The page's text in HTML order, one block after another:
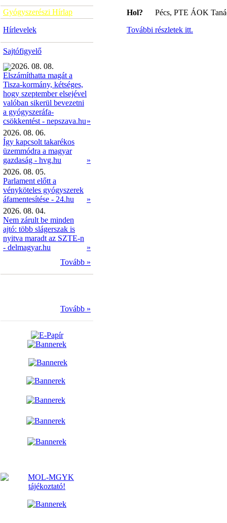
Gyógyszerészi Hírlap
Hírlevelek
Sajtófigyelő
2026. 08. 08.
Elszámíthatta magát a
Tisza-kormány, kétséges,
hogy szeptember elsejével
valóban sikerül bevezetni
a gyógyszeráfa-
csökkentést - nepszava.hu»
2026. 08. 06.
Így kapcsolt takarékos
üzemmódra a magyar
gazdaság - hvg.hu
»
2026. 08. 05.
Parlament előtt a
vényköteles gyógyszerek
áfamentesítése - 24.hu
»
2026. 08. 04.
Nem zárult be minden
ajtó: több slágerszak is
nyitva maradt az SZTE-n
- delmagyar.hu
»
Tovább »
Tovább »
Hol? Pécs, PTE ÁOK
További részletek itt.